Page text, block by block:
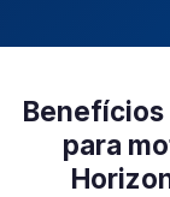
Benefícios
para